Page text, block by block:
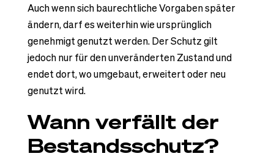
Auch wenn sich baurechtliche Vorgaben später
ändern, darf es weiterhin wie ursprünglich
genehmigt genutzt werden. Der Schutz gilt
jedoch nur für den unveränderten Zustand und
endet dort, wo umgebaut, erweitert oder neu
genutzt wird.
Wann verfällt der
Bestandsschutz?